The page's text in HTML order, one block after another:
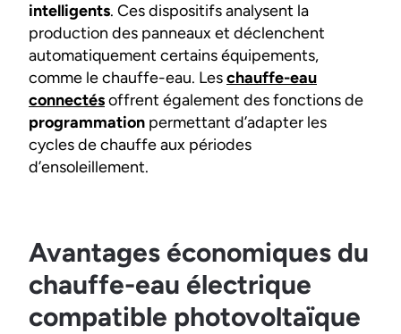
intelligents. Ces dispositifs analysent la
production des panneaux et déclenchent
automatiquement certains équipements,
comme le chauffe-eau. Leschauffe-eau
connectésoffrent également des fonctions de
programmation permettant d’adapter les
cycles de chauffe aux périodes
d’ensoleillement.
Avantages économiques du
chauffe-eau électrique
compatible photovoltaïque